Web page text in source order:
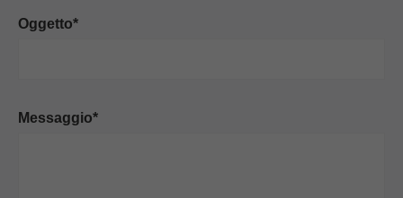
Oggetto*
Messaggio*